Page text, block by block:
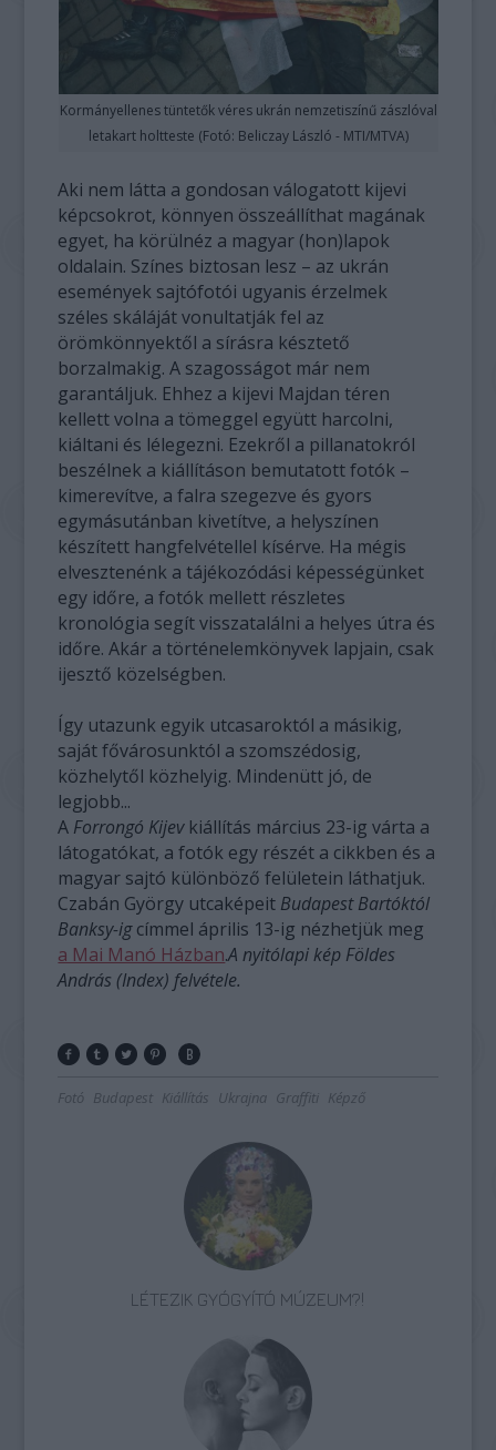
Kormányellenes tüntetők véres ukrán nemzetiszínű zászlóval
letakart holtteste (Fotó: Beliczay László - MTI/MTVA)
Aki nem látta a gondosan válogatott kijevi
képcsokrot, könnyen összeállíthat magának
egyet, ha körülnéz a magyar (hon)lapok
oldalain. Színes biztosan lesz – az ukrán
események sajtófotói ugyanis érzelmek
széles skáláját vonultatják fel az
örömkönnyektől a sírásra késztető
borzalmakig. A szagosságot már nem
garantáljuk. Ehhez a kijevi Majdan téren
kellett volna a tömeggel együtt harcolni,
kiáltani és lélegezni. Ezekről a pillanatokról
beszélnek a kiállításon bemutatott fotók –
kimerevítve, a falra szegezve és gyors
egymásutánban kivetítve, a helyszínen
készített hangfelvétellel kísérve. Ha mégis
elvesztenénk a tájékozódási képességünket
egy időre, a fotók mellett részletes
kronológia segít visszatalálni a helyes útra és
időre. Akár a történelemkönyvek lapjain, csak
ijesztő közelségben.
Így utazunk egyik utcasaroktól a másikig,
saját fővárosunktól a szomszédosig,
közhelytől közhelyig. Mindenütt jó, de
legjobb...
A Forrongó Kijevkiállítás március 23-ig várta a
látogatókat, a fotók egy részét a cikkben és a
magyar sajtó különböző felületein láthatjuk.
Czabán György utcaképeit Budapest Bartóktól
Banksy-igcímmel április 13-ig nézhetjük meg
a Mai Manó Házban.A nyitólapi kép Földes
András (Index) felvétele.
Fotó Budapest Kiállítás Ukrajna Graffiti Képző
LÉTEZIK GYÓGYÍTÓ MÚZEUM?!